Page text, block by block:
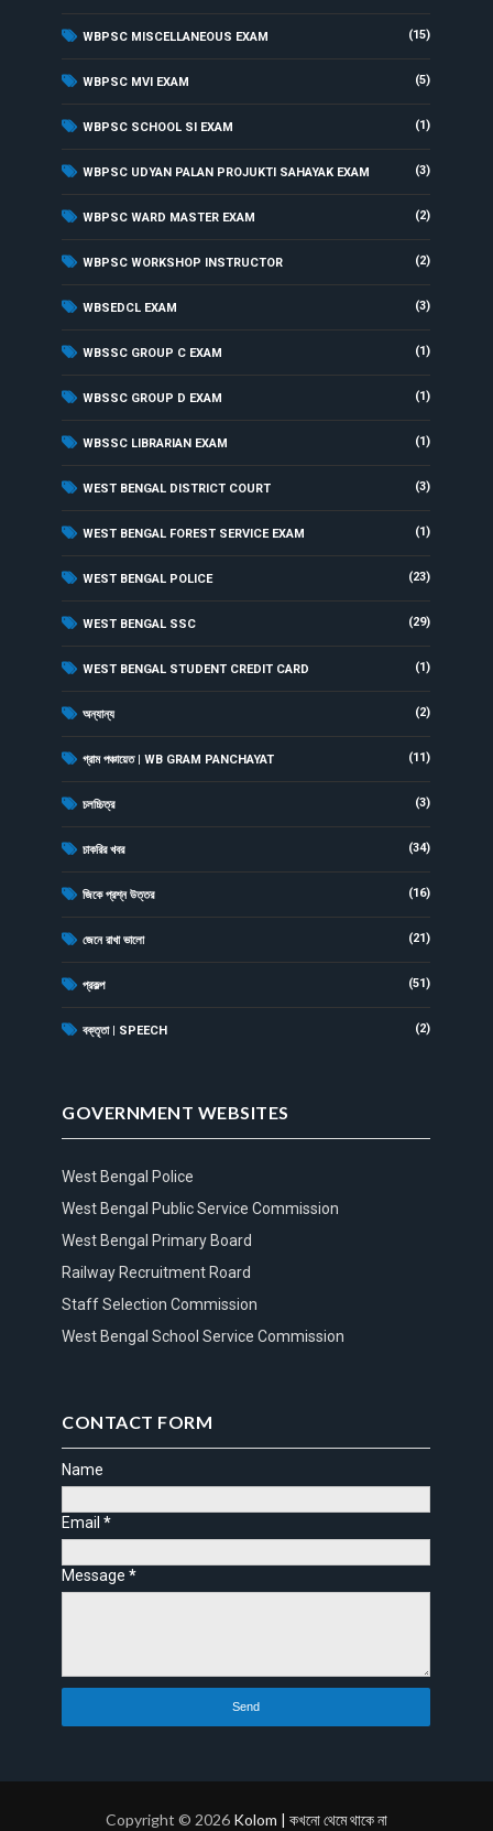
WBPSC MISCELLANEOUS EXAM (15)
WBPSC MVI EXAM (5)
WBPSC SCHOOL SI EXAM (1)
WBPSC UDYAN PALAN PROJUKTI SAHAYAK EXAM (3)
WBPSC WARD MASTER EXAM (2)
WBPSC WORKSHOP INSTRUCTOR (2)
WBSEDCL EXAM (3)
WBSSC GROUP C EXAM (1)
WBSSC GROUP D EXAM (1)
WBSSC LIBRARIAN EXAM (1)
WEST BENGAL DISTRICT COURT (3)
WEST BENGAL FOREST SERVICE EXAM (1)
WEST BENGAL POLICE (23)
WEST BENGAL SSC (29)
WEST BENGAL STUDENT CREDIT CARD (1)
অন্যান্য (2)
গ্রাম পঞ্চায়েত | WB GRAM PANCHAYAT (11)
চলচ্চিত্র (3)
চাকরির খবর (34)
জিকে প্রশ্ন উত্তর (16)
জেনে রাখা ভালো (21)
প্রকল্প (51)
বক্তৃতা | SPEECH (2)
GOVERNMENT WEBSITES
West Bengal Police
West Bengal Public Service Commission
West Bengal Primary Board
Railway Recruitment Roard
Staff Selection Commission
West Bengal School Service Commission
CONTACT FORM
Name
Email*
Message*
Copyright © 2026 Kolom | কখনো থেমে থাকে না